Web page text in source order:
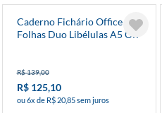
Caderno Fichário Office 80
Folhas Duo Libélulas A5 Off
R$ 139,00
R$ 125,10
ou 6x de R$ 20,85 sem juros